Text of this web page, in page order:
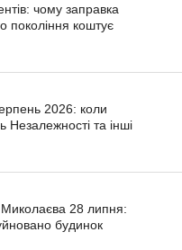
чому заправка
покоління коштує
2026: коли
та інші
28 липня:
будинок